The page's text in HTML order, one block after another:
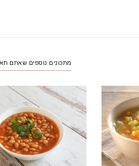
מתכונים נוספים שאתם